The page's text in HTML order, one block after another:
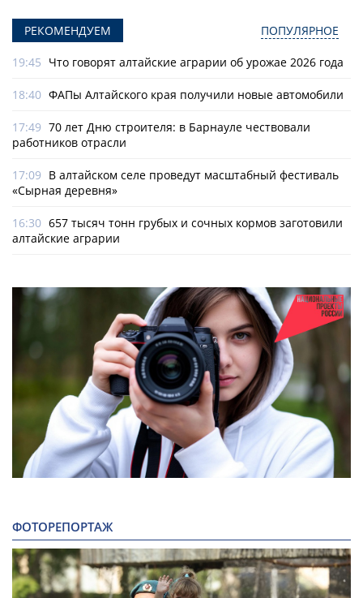
РЕКОМЕНДУЕМ ПОПУЛЯРНОЕ
19:45 Что говорят алтайские аграрии об урожае 2026 года
18:40 ФАПы Алтайского края получили новые автомобили
17:49 70 лет Дню строителя: в Барнауле чествовали
работников отрасли
17:09 В алтайском селе проведут масштабный фестиваль
«Сырная деревня»
16:30 657 тысяч тонн грубых и сочных кормов заготовили
алтайские аграрии
ФОТОРЕПОРТАЖ